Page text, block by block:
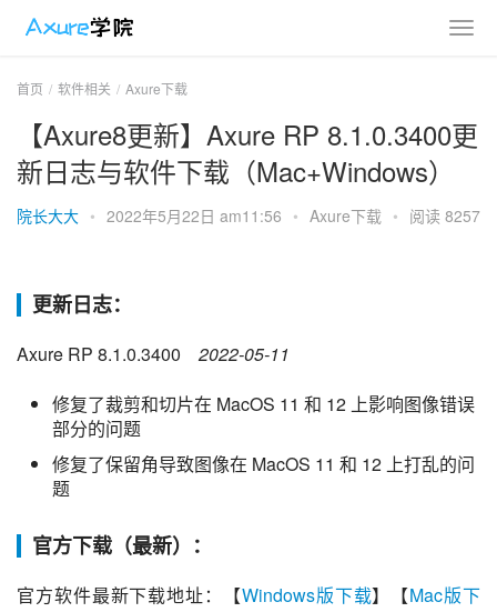
首页 软件相关 Axure下载
【Axure8更新】Axure RP 8.1.0.3400更
新日志与软件下载（Mac+Windows）
院长大大 • 2022年5月22日 am11:56 • Axure下载 • 阅读 8257
更新日志：
Axure RP 8.1.0.3400 2022-05-11
修复了裁剪和切片在 MacOS 11 和 12 上影响图像错误
部分的问题
修复了保留角导致图像在 MacOS 11 和 12 上打乱的问
题
官方下载（最新）：
官方软件最新下载地址：【Windows版下载】【Mac版下